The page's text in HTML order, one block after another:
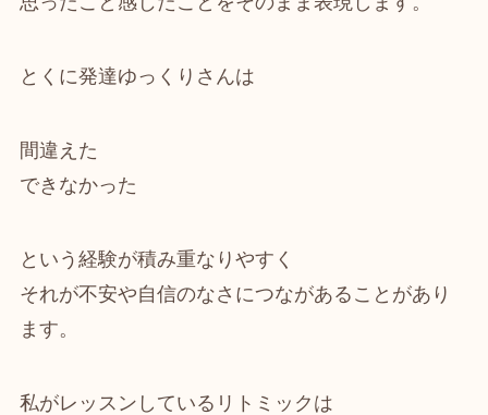
とくに発達ゆっくりさんは
間違えた
できなかった
という経験が積み重なりやすく
それが不安や自信のなさにつながあることがあり
ます。
私がレッスンしているリトミックは